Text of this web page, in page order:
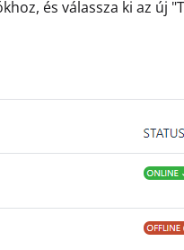
és válassza ki az új